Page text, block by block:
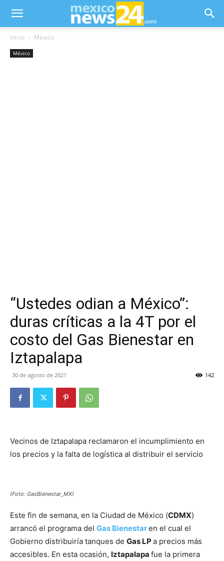
Inicio México
México
“Ustedes odian a México”:
duras críticas a la 4T por el
costo del Gas Bienestar en
Iztapalapa
30 de agosto de 2021 142
Vecinos de Iztapalapa reclamaron el incumplimiento en
los precios y la falta de logística al distribuir el servicio
(Foto: GasBienestar_MX)
Este fin de semana, en la Ciudad de México (CDMX)
arrancó el programa del Gas Bienestaren el cual el
Gobierno distribuiría tanques de Gas LP a precios más
accesibles. En esta ocasión, Iztapalapa fue la primera